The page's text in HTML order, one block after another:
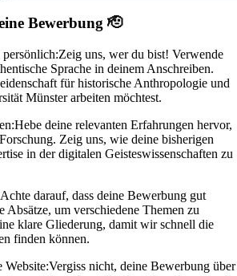
Bewerbung 🫡
Zeig uns, wer du bist! Verwende
Sprache in deinem Anschreiben.
für historische Anthropologie und
Münster arbeiten möchtest.
Hebe deine relevanten Erfahrungen hervor,
Zeig uns, wie deine bisherigen
in der digitalen Geisteswissenschaften zu
Achte darauf, dass deine Bewerbung gut
Absätze, um verschiedene Themen zu
klare Gliederung, damit wir schnell die
finden können.
Website:Vergiss nicht, deine Bewerbung über